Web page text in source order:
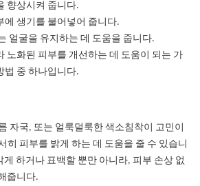
향상시켜 줍니다.
에 생기를 불어넣어 줍니다.
얼굴을 유지하는 데 도움을 줍니다.
노화된 피부를 개선하는 데 도움이 되는 가
법 중 하나입니다.
자국, 또는 얼룩덜룩한 색소침착이 고민이
히 피부를 밝게 하는 데 도움을 줄 수 있습니
게 하거나 표백할 뿐만 아니라, 피부 손상 없
줍니다.